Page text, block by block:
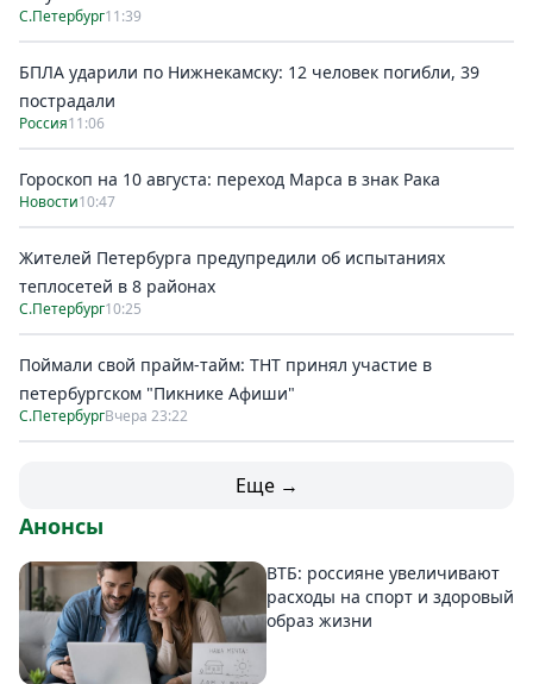
С.Петербург11:39
БПЛА ударили по Нижнекамску: 12 человек погибли, 39
пострадали
Россия11:06
Гороскоп на 10 августа: переход Марса в знак Рака
Новости10:47
Жителей Петербурга предупредили об испытаниях
теплосетей в 8 районах
С.Петербург10:25
Поймали свой прайм-тайм: ТНТ принял участие в
петербургском "Пикнике Афиши"
С.ПетербургВчера 23:22
Еще →
Анонсы
ВТБ: россияне увеличивают
расходы на спорт и здоровый
образ жизни